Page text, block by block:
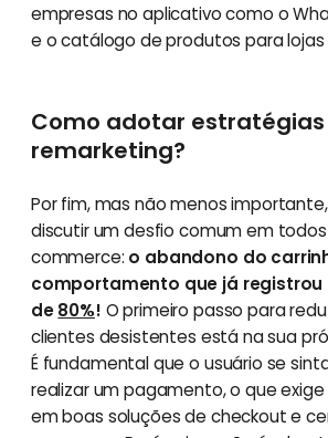
empresas no aplicativo como o
e o catálogo de produtos para lojas
Como adotar
remarketing?
Por fim, mas não menos
discutir um desfio comum em
commerce: o abandono do
comportamento que já
de80%! O primeiro passo para
clientes desistentes está na sua
É fundamental que o usuário se
realizar um pagamento, o que
em boas soluções de checkout e